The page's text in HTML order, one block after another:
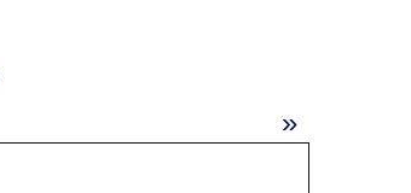
»